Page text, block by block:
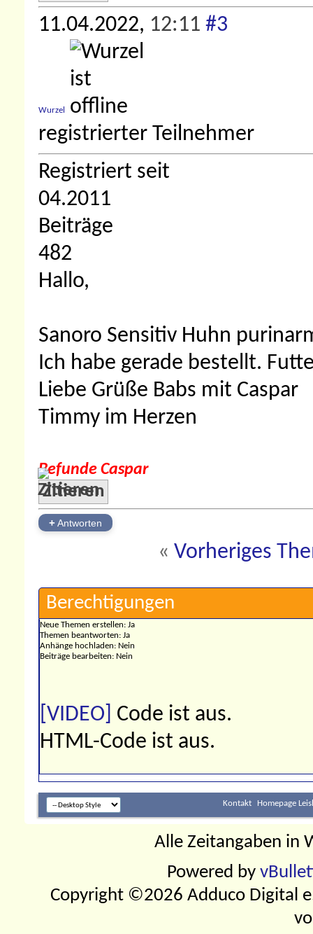
11.04.2022, 12:11 #3
Wurzel
registrierter Teilnehmer
Registriert seit
04.2011
Beiträge
482
Hallo,
Sanoro Sensitiv Huhn
Ich habe gerade bestellt.
Liebe Grüße Babs mit Caspar
Timmy im Herzen
Befunde Caspar
Zitieren
+Antworten
« Vorheriges
Berechtigungen
Neue Themen erstellen: Ja
Themen beantworten: Ja
Anhänge hochladen: Nein
Beiträge bearbeiten: Nein
[VIDEO] Code ist aus.
HTML-Code ist aus.
Kontakt Homepage
Alle Zeitangaben in
Powered by
Copyright ©2026 Adduco Digital